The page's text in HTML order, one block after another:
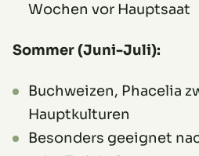
Wochen vor Hauptsaat
Sommer (Juni-Juli):
Buchweizen, Phacelia
Hauptkulturen
Besonders geeignet